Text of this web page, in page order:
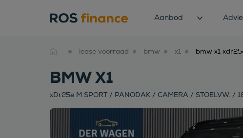
Aanbod
lease voorraad bmw x1
BMW X1
xDr25e M SPORT / PANODAK / CAMERA / STOELVW. /